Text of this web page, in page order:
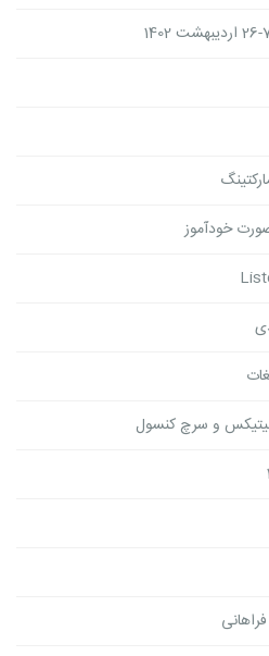
خودآموز
و سرچ کنسول